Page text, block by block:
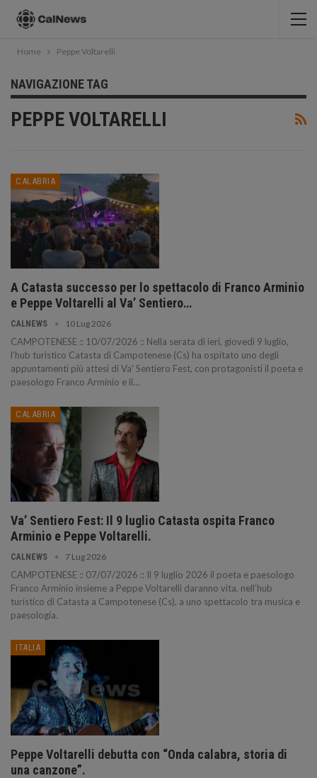
Home Peppe Voltarelli
NAVIGAZIONE TAG
PEPPE VOLTARELLI
CALABRIA
A Catasta successo per lo spettacolo di Franco Arminio
e Peppe Voltarelli al Va’ Sentiero…
CALNEWS 10 Lug 2026
CAMPOTENESE :: 10/07/2026 :: Nella serata di ieri, giovedì 9 luglio,
l'hub turistico Catasta di Campotenese (Cs) ha ospitato uno degli
appuntamenti più attesi di Va' Sentiero Fest, con protagonisti il poeta e
paesologo Franco Arminio e il…
CALABRIA
Va’ Sentiero Fest: Il 9 luglio Catasta ospita Franco
Arminio e Peppe Voltarelli.
CALNEWS 7 Lug 2026
CAMPOTENESE :: 07/07/2026 :: Il 9 luglio 2026 il poeta e paesologo
Franco Arminio insieme a Peppe Voltarelli daranno vita, nell’hub
turistico di Catasta a Campotenese (Cs), a uno spettacolo tra musica e
paesologia.
ITALIA
Peppe Voltarelli debutta con “Onda calabra, storia di
una canzone”.